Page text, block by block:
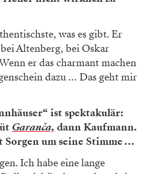
was es gibt. Er
Altenberg, bei Oskar
er das charmant machen
dazu … Das geht mir
ist spektakulär:
Garanča, dann Kaufmann.
um seine Stimme …
Ich habe eine lange